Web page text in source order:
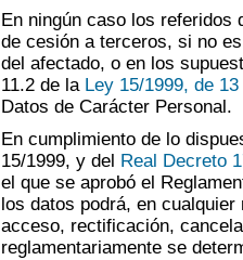
En ningún caso los referidos
de cesión a terceros, si no
del afectado, o en los
11.2 de la Ley 15/1999, de
Datos de Carácter Personal.
En cumplimiento de lo
15/1999, y del Real Decreto
el que se aprobó el
los datos podrá, en
acceso, rectificación,
reglamentariamente se